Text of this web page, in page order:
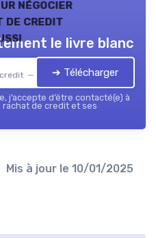
négocier
de credit
credit — 2026
le livre blanc
➔ Télécharger
j’accepte d’être contacté(e) à
rachat de credit et ses
Mis à jour le 10/01/2025